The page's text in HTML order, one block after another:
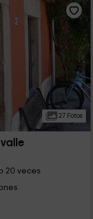
27 Fotos
20 veces